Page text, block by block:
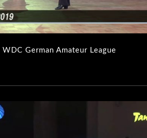
WDC German Amateur League